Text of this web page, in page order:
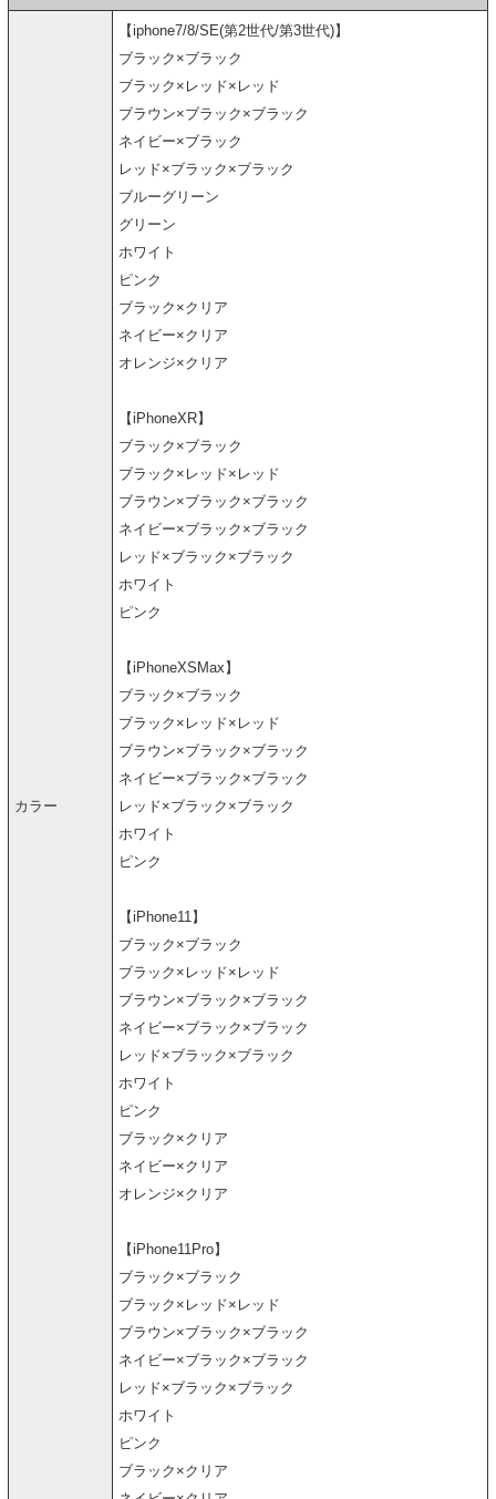
カラー
【iphone7/8/SE(第2世代/第3世代)】
ブラック×ブラック
ブラック×レッド×レッド
ブラウン×ブラック×ブラック
ネイビー×ブラック
レッド×ブラック×ブラック
ブルーグリーン
グリーン
ホワイト
ピンク
ブラック×クリア
ネイビー×クリア
オレンジ×クリア
【iPhoneXR】
ブラック×ブラック
ブラック×レッド×レッド
ブラウン×ブラック×ブラック
ネイビー×ブラック×ブラック
レッド×ブラック×ブラック
ホワイト
ピンク
【iPhoneXSMax】
ブラック×ブラック
ブラック×レッド×レッド
ブラウン×ブラック×ブラック
ネイビー×ブラック×ブラック
レッド×ブラック×ブラック
ホワイト
ピンク
【iPhone11】
ブラック×ブラック
ブラック×レッド×レッド
ブラウン×ブラック×ブラック
ネイビー×ブラック×ブラック
レッド×ブラック×ブラック
ホワイト
ピンク
ブラック×クリア
ネイビー×クリア
オレンジ×クリア
【iPhone11Pro】
ブラック×ブラック
ブラック×レッド×レッド
ブラウン×ブラック×ブラック
ネイビー×ブラック×ブラック
レッド×ブラック×ブラック
ホワイト
ピンク
ブラック×クリア